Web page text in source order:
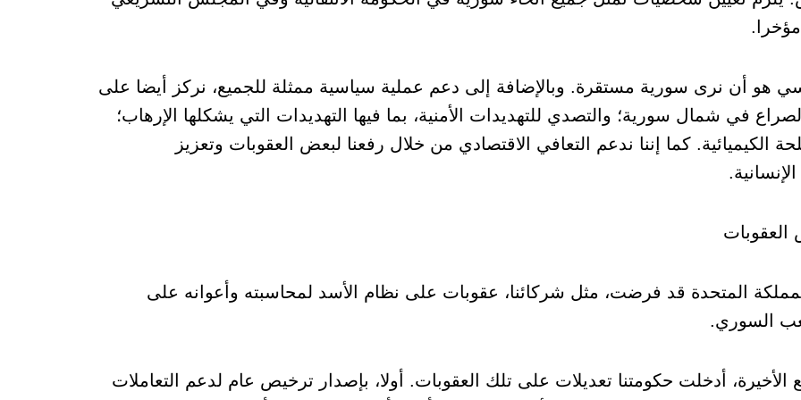
هو أن نرى سورية مستقرة. وبالإضافة إلى دعم عملية سياسية ممثلة للجميع، نركز أيضا على
في شمال سورية؛ والتصدي للتهديدات الأمنية، بما فيها التهديدات التي يشكلها الإرهاب؛
الكيميائية. كما إننا ندعم التعافي الاقتصادي من خلال رفعنا لبعض العقوبات وتعزيز
المتحدة قد فرضت، مثل شركائنا، عقوبات على نظام الأسد لمحاسبته وأعوانه على
السوري.
الأخيرة، أدخلت حكومتنا تعديلات على تلك العقوبات. أولا، بإصدار ترخيص عام لدعم التعاملات